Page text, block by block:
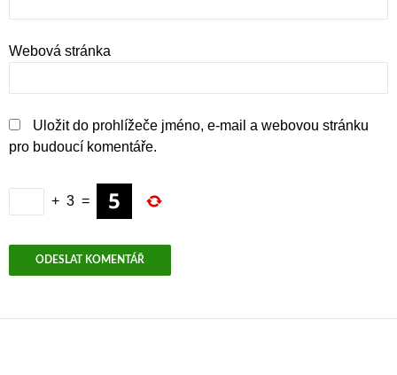
Webová stránka
Uložit do prohlížeče jméno, e-mail a webovou stránku
pro budoucí komentáře.
+ 3 =